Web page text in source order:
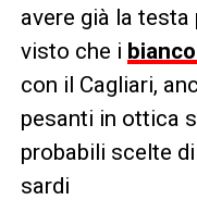
avere già la
visto che i
con il Cagliari,
pesanti in ottica
probabili scelte
sardi